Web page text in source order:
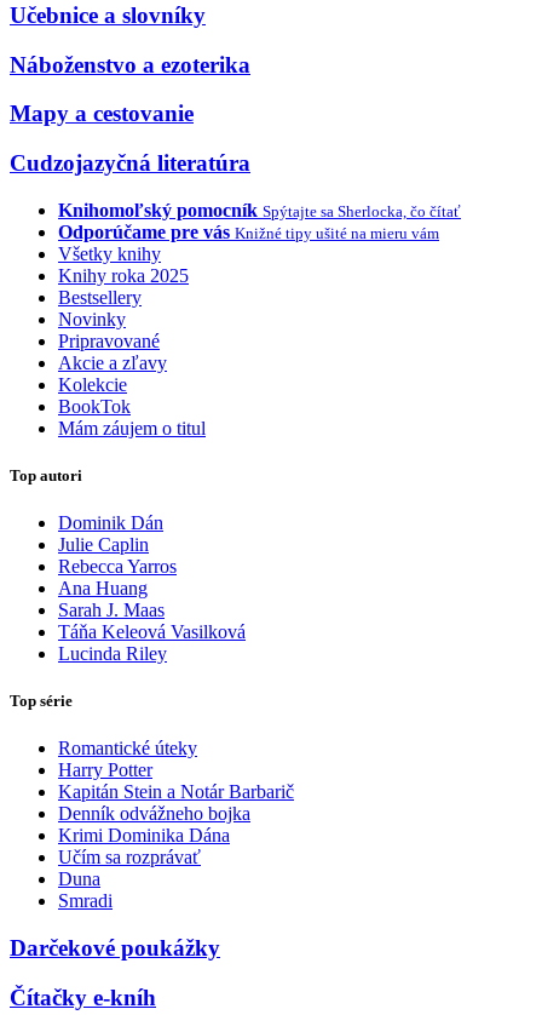
Učebnice a slovníky
Náboženstvo a ezoterika
Mapy a cestovanie
Cudzojazyčná literatúra
Knihomoľský pomocník Spýtajte sa Sherlocka, čo čítať
Odporúčame pre vás Knižné tipy ušité na mieru vám
Všetky knihy
Knihy roka 2025
Bestsellery
Novinky
Pripravované
Akcie a zľavy
Kolekcie
BookTok
Mám záujem o titul
Top autori
Dominik Dán
Julie Caplin
Rebecca Yarros
Ana Huang
Sarah J. Maas
Táňa Keleová Vasilková
Lucinda Riley
Top série
Romantické úteky
Harry Potter
Kapitán Stein a Notár Barbarič
Denník odvážneho bojka
Krimi Dominika Dána
Učím sa rozprávať
Duna
Smradi
Darčekové poukážky
Čítačky e-kníh